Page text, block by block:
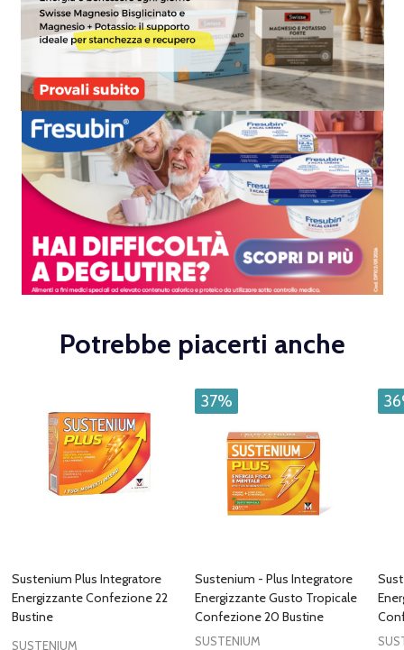
Potrebbe piacerti anche
Sustenium Plus Integratore
Energizzante Confezione 22
Bustine
SUSTENIUM
37%
Sustenium - Plus Integratore
Energizzante Gusto Tropicale
Confezione 20 Bustine
SUSTENIUM